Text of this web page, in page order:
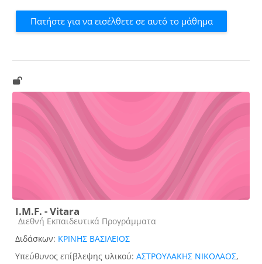
Πατήστε για να εισέλθετε σε αυτό το μάθημα
Ι.Μ.F. - Vitara
Κατηγορία μαθήματος
Διεθνή Εκπαιδευτικά Προγράμματα
Διδάσκων: ΚΡΙΝΗΣ ΒΑΣΙΛΕΙΟΣ
Υπεύθυνος επίβλεψης υλικού: ΑΣΤΡΟΥΛΑΚΗΣ ΝΙΚΟΛΑΟΣ,